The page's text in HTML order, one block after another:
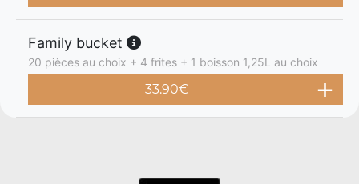
Family bucket
20 pièces au choix + 4 frites + 1 boisson 1,25L au choix
33.90€